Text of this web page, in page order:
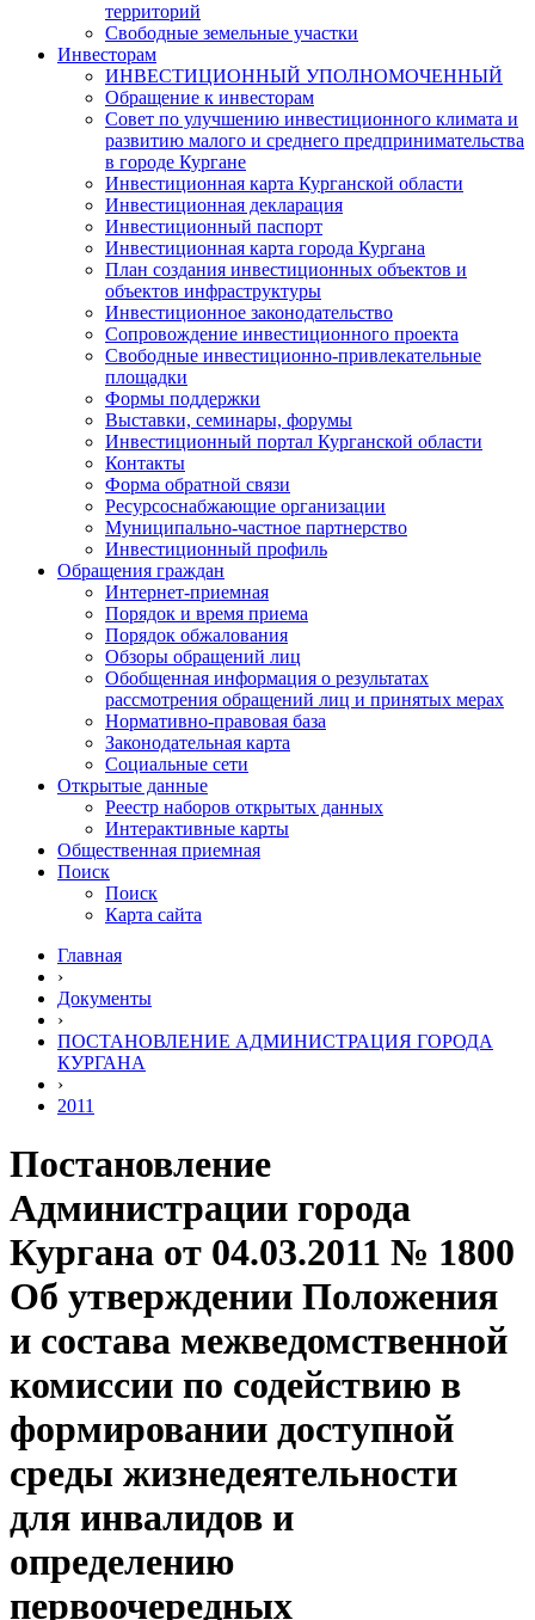
территорий
Свободные земельные участки
Инвесторам
ИНВЕСТИЦИОННЫЙ УПОЛНОМОЧЕННЫЙ
Обращение к инвесторам
Совет по улучшению инвестиционного климата и
развитию малого и среднего предпринимательства
в городе Кургане
Инвестиционная карта Курганской области
Инвестиционная декларация
Инвестиционный паспорт
Инвестиционная карта города Кургана
План создания инвестиционных объектов и
объектов инфраструктуры
Инвестиционное законодательство
Сопровождение инвестиционного проекта
Свободные инвестиционно-привлекательные
площадки
Формы поддержки
Выставки, семинары, форумы
Инвестиционный портал Курганской области
Контакты
Форма обратной связи
Ресурсоснабжающие организации
Муниципально-частное партнерство
Инвестиционный профиль
Обращения граждан
Интернет-приемная
Порядок и время приема
Порядок обжалования
Обзоры обращений лиц
Обобщенная информация о результатах
рассмотрения обращений лиц и принятых мерах
Нормативно-правовая база
Законодательная карта
Социальные сети
Открытые данные
Реестр наборов открытых данных
Интерактивные карты
Общественная приемная
Поиск
Поиск
Карта сайта
Главная
›
Документы
›
ПОСТАНОВЛЕНИЕ АДМИНИСТРАЦИЯ ГОРОДА
КУРГАНА
›
2011
Постановление
Администрации города
Кургана от 04.03.2011 № 1800
Об утверждении Положения
и состава межведомственной
комиссии по содействию в
формировании доступной
среды жизнедеятельности
для инвалидов и
определению
первоочередных